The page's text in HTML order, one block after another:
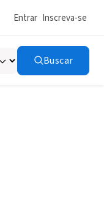
Entrar Inscreva-se
Buscar